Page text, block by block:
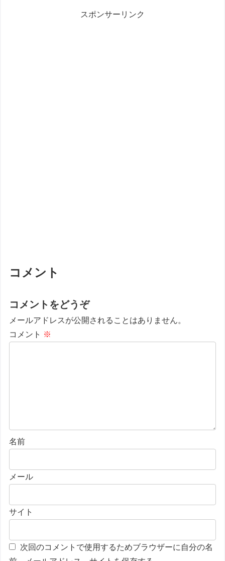
スポンサーリンク
コメント
コメントをどうぞ
メールアドレスが公開されることはありません。
コメント ※
名前
メール
サイト
次回のコメントで使用するためブラウザーに自分の名